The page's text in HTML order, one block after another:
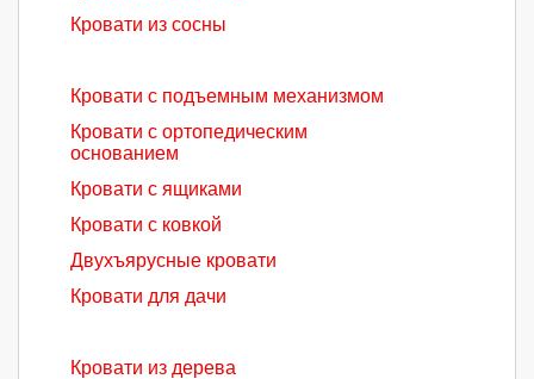
Кровати из сосны
Кровати с подъемным механизмом
Кровати с ортопедическим
основанием
Кровати с ящиками
Кровати с ковкой
Двухъярусные кровати
Кровати для дачи
Кровати из дерева